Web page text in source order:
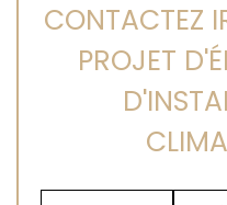
CONTACTEZ
PROJET